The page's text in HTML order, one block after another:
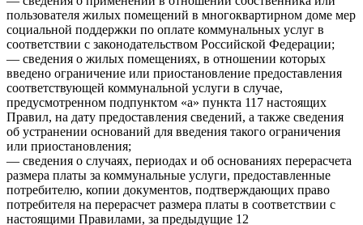
пользователя жилых помещений в многоквартирном доме мер
социальной поддержки по оплате коммунальных услуг в
соответствии с законодательством Российской Федерации;
— сведения о жилых помещениях, в отношении которых
введено ограничение или приостановление предоставления
соответствующей коммунальной услуги в случае,
предусмотренном подпунктом «а» пункта 117 настоящих
Правил, на дату предоставления сведений, а также сведения
об устранении оснований для введения такого ограничения
или приостановления;
— сведения о случаях, периодах и об основаниях перерасчета
размера платы за коммунальные услуги, предоставленные
потребителю, копии документов, подтверждающих право
потребителя на перерасчет размера платы в соответствии с
настоящими Правилами, за предыдущие 12